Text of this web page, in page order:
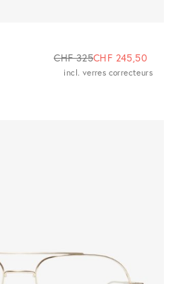
CHF 325CHF 245,50
incl. verres correcteurs